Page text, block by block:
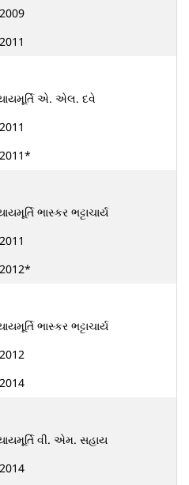
એ. એલ. દવે
ભાસ્કર ભટ્ટાચાર્ય
ભાસ્કર ભટ્ટાચાર્ય
વી. એમ. સહાય